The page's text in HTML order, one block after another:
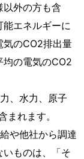
外の⽅も含
エネルギーに
気のCO2排出量
均の電気のCO2
、水力、原子
まれます。
や他社から調達
いものは、「そ